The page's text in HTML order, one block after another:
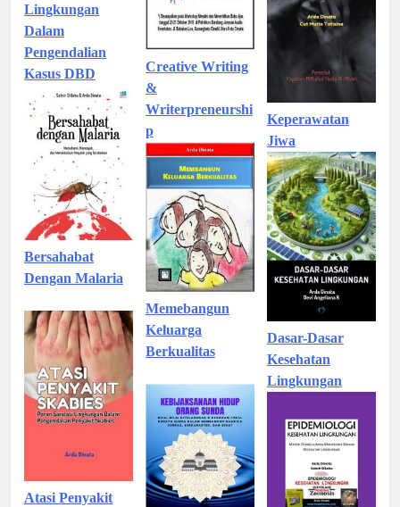
Lingkungan
Dalam
Pengendalian
Kasus DBD
Bersahabat
Dengan Malaria
Atasi Penyakit
Creative Writing
&
Writerpreneurshi
p
Memebangun
Keluarga
Berkualitas
Keperawatan
Jiwa
Dasar-Dasar
Kesehatan
Lingkungan